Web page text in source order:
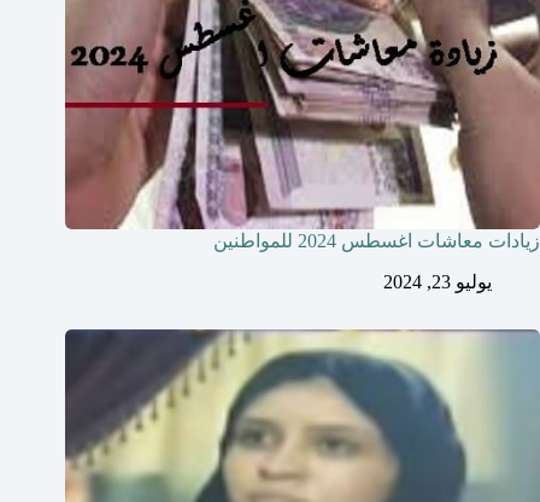
زيادات معاشات اغسطس 2024 للمواطنين
يوليو 23, 2024